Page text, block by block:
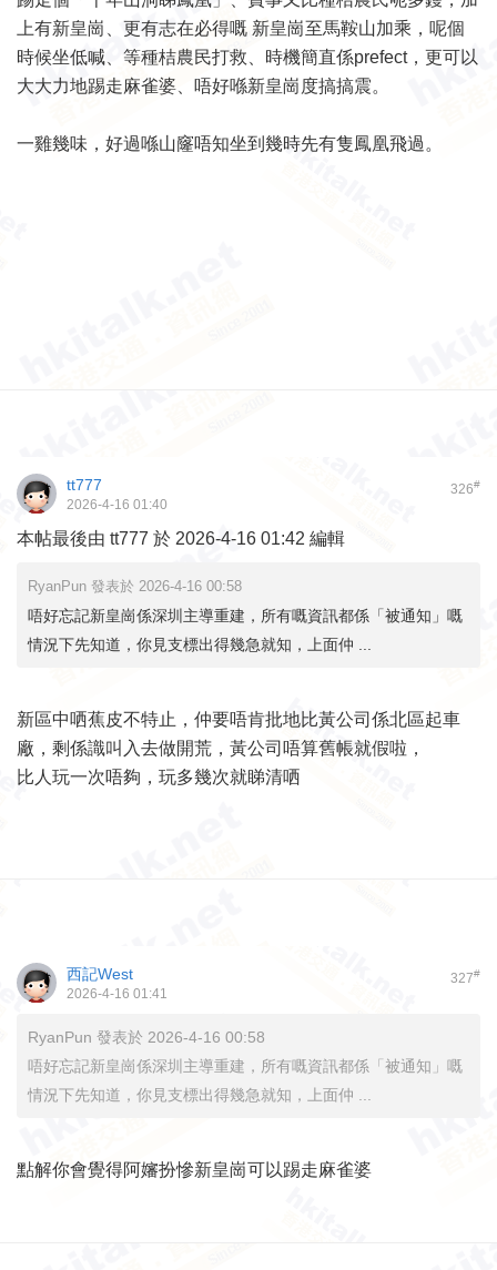
上有新皇崗、更有志在必得嘅 新皇崗至馬鞍山加乘，呢個
時候坐低喊、等種桔農民打救、時機簡直係prefect，更可以
大大力地踢走麻雀婆、唔好喺新皇崗度搞搞震。
一雞幾味，好過喺山窿唔知坐到幾時先有隻鳳凰飛過。
326#
tt777
2026-4-16 01:40
本帖最後由 tt777 於 2026-4-16 01:42 編輯
RyanPun 發表於 2026-4-16 00:58
唔好忘記新皇崗係深圳主導重建，所有嘅資訊都係「被通知」嘅
情況下先知道，你見支標出得幾急就知，上面仲 ...
新區中哂蕉皮不特止，仲要唔肯批地比黃公司係北區起車
廠，剩係識叫入去做開荒，黃公司唔算舊帳就假啦，
比人玩一次唔夠，玩多幾次就睇清哂
327#
西記West
2026-4-16 01:41
RyanPun 發表於 2026-4-16 00:58
唔好忘記新皇崗係深圳主導重建，所有嘅資訊都係「被通知」嘅
情況下先知道，你見支標出得幾急就知，上面仲 ...
點解你會覺得阿嬸扮慘新皇崗可以踢走麻雀婆